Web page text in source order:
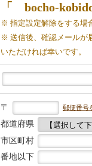
「 bocho-
※ 指定設定解除をする場
※ 送信後、確認メールが
いただければ幸いです。
〒 郵便番号
都道府県
市区町村
番地以下